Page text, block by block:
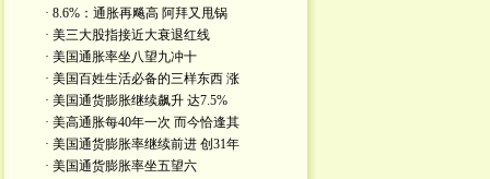
· 8.6%：通胀再飚高 阿拜又甩锅
· 美三大股指接近大衰退红线
· 美国通胀率坐八望九冲十
· 美国百姓生活必备的三样东西 涨
· 美国通货膨胀继续飙升 达7.5%
· 美高通胀每40年一次 而今恰逢其
· 美国通货膨胀率继续前进 创31年
· 美国通货膨胀率坐五望六